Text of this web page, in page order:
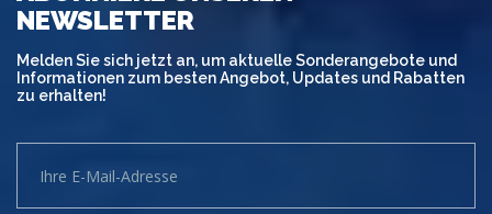
NEWSLETTER
Melden Sie sich jetzt an, um aktuelle Sonderangebote und
Informationen zum besten Angebot, Updates und Rabatten
zu erhalten!